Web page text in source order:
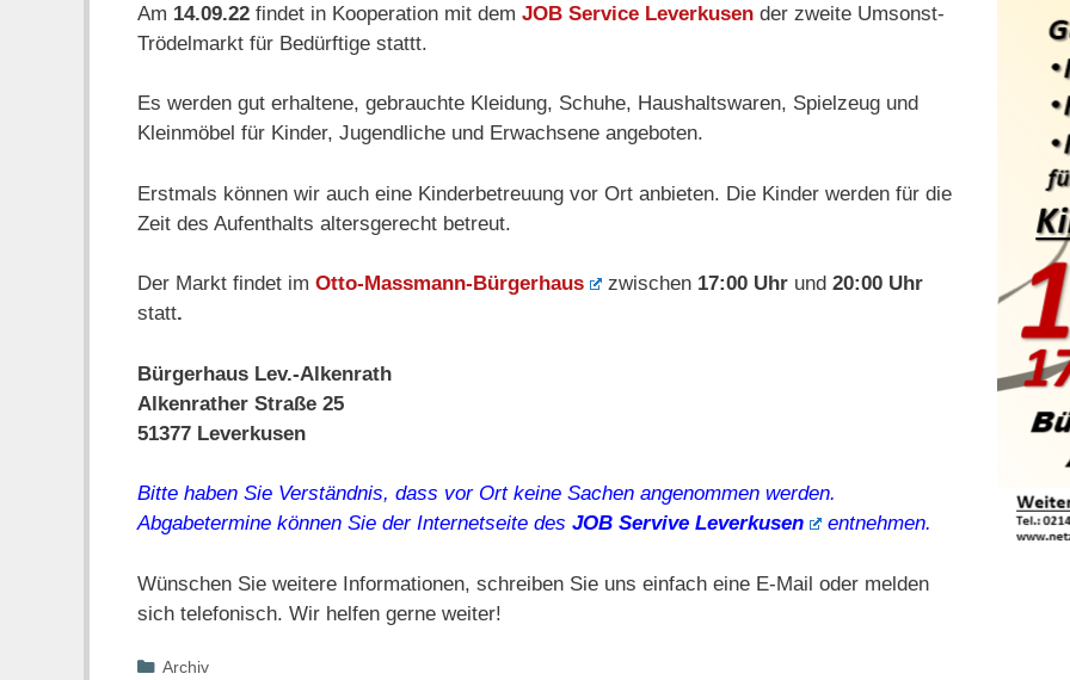
Am 14.09.22findet in Kooperation mit dem JOB Service Leverkusender zweite Umsonst-
Trödelmarkt für Bedürftige stattt.
Es werden gut erhaltene, gebrauchte Kleidung, Schuhe, Haushaltswaren, Spielzeug und
Kleinmöbel für Kinder, Jugendliche und Erwachsene angeboten.
Erstmals können wir auch eine Kinderbetreuung vor Ort anbieten. Die Kinder werden für die
Zeit des Aufenthalts altersgerecht betreut.
Der Markt findet im Otto-Massmann-Bürgerhaus zwischen 17:00 Uhrund 20:00 Uhr
statt.
Bürgerhaus Lev.-Alkenrath
Alkenrather Straße 25
51377 Leverkusen
Bitte haben Sie Verständnis, dass vor Ort keine Sachen angenommen werden.
Abgabetermine können Sie der Internetseite des JOB Servive Leverkusen entnehmen.
Wünschen Sie weitere Informationen, schreiben Sie uns einfach eine E-Mail oder melden
sich telefonisch. Wir helfen gerne weiter!
Kategorien
Archiv